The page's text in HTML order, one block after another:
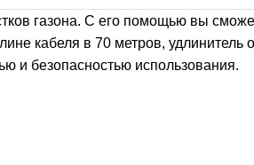
газона. С его помощью вы
кабеля в 70 метров, удлинитель
и безопасностью использования.